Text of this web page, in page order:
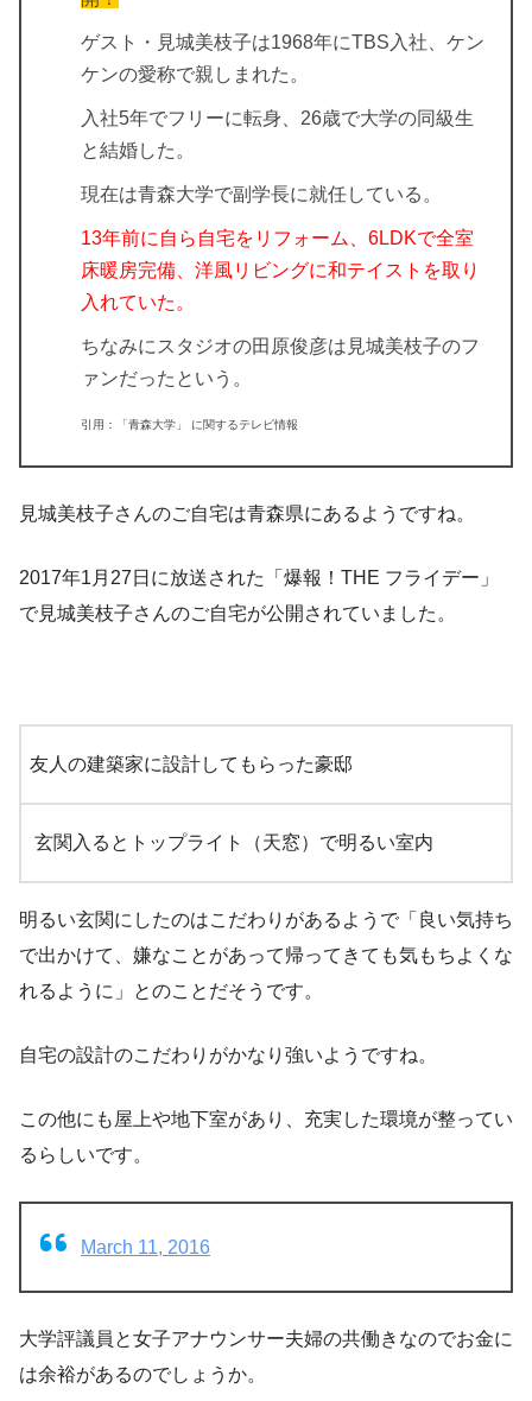
ゲスト・見城美枝子は1968年にTBS入社、ケン
ケンの愛称で親しまれた。
入社5年でフリーに転身、26歳で大学の同級生
と結婚した。
現在は青森大学で副学長に就任している。
13年前に自ら自宅をリフォーム、6LDKで全室
床暖房完備、洋風リビングに和テイストを取り
入れていた。
ちなみにスタジオの田原俊彦は見城美枝子のフ
ァンだったという。
引用：「青森大学」 に関するテレビ情報
見城美枝子さんのご自宅は青森県にあるようですね。
2017年1月27日に放送された「 爆報！THE フライデー 」
で見城美枝子さんのご自宅が公開されていました。
友人の建築家に設計してもらった豪邸
玄関入るとトップライト（天窓）で明るい室内
明るい玄関にしたのはこだわりがあるようで「良い気持ち
で出かけて、嫌なことがあって帰ってきても気もちよくな
れるように」とのことだそうです。
自宅の設計のこだわりがかなり強いようですね。
この他にも屋上や地下室があり、充実した環境が整ってい
るらしいです。
March 11, 2016
大学評議員と女子アナウンサー夫婦の共働きなのでお金に
は余裕があるのでしょうか。